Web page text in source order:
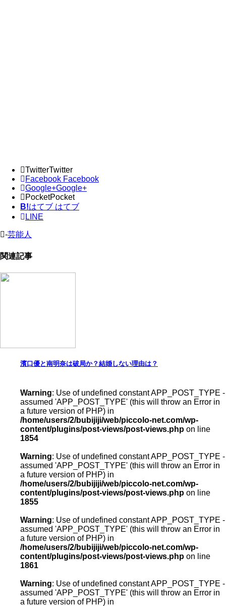
TwitterTwitter
Facebook Facebook
Google+Google+
PocketPocket
B!はてブ はてブ
LINE
-芸能人
関連記事
濱口優と南明奈は破局か？結婚しない理由は？
Warning: Use of undefined constant APP_POST_TYPE -
assumed 'APP_POST_TYPE' (this will throw an Error in
a future version of PHP) in
/home/users/2/bubijiji/web/piccolo-net.com/wp-
content/plugins/post-views/post-views.php on line
1854
Warning: Use of undefined constant APP_POST_TYPE -
assumed 'APP_POST_TYPE' (this will throw an Error in
a future version of PHP) in
/home/users/2/bubijiji/web/piccolo-net.com/wp-
content/plugins/post-views/post-views.php on line
1855
Warning: Use of undefined constant APP_POST_TYPE -
assumed 'APP_POST_TYPE' (this will throw an Error in
a future version of PHP) in
/home/users/2/bubijiji/web/piccolo-net.com/wp-
content/plugins/post-views/post-views.php on line
1861
Warning: Use of undefined constant APP_POST_TYPE -
assumed 'APP_POST_TYPE' (this will throw an Error in
a future version of PHP) in